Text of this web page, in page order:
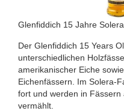
Glenfiddich 15 Jahre
Der Glenfiddich 15 Years
unterschiedlichen
amerikanischer Eiche
Eichenfässern. Im Solera-
fort und werden in
vermählt.